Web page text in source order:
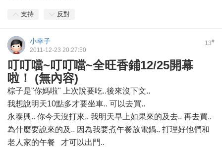
支持 反對
13#
小幸子
2011-12-23 20:27:50
叮叮噹~叮叮噹~全旺香鋪12/25開幕
啦！ (無內容)
棕子是"你媽啦" 上次說要吃..後來沒下文..
我想說明天10點多才要坐車.. 可以去買..
永泰興.. 你今天沒打來.. 我明天早上如果來的及去.. 再去買..
為什麼要說來的及.. 因為我要煮午餐放電鍋.. 打理好他們和
老人家的午餐 才可以出門..